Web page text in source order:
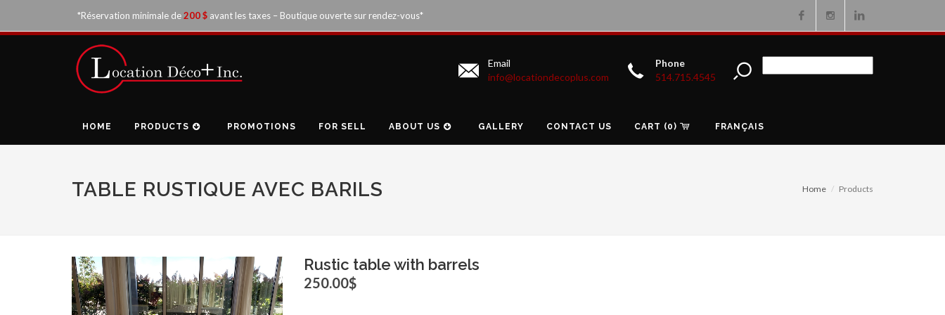
*Réservation minimale de200 $ avant les taxes – Boutique ouverte sur rendez-vous*
Email
info@locationdecoplus.com
Phone
514.715.4545
HOME PRODUCTS PROMOTIONS FOR SELL ABOUT US GALLERY CONTACT US CART (0) FRANÇAIS
TABLE RUSTIQUE AVEC BARILS Home Products
Rustic table with barrels
250.00$